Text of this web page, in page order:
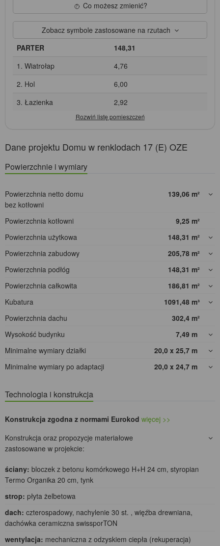
Co możesz zmienić?
Zobacz symbole zastosowane na rzutach
PARTER
148,31
1. Wiatrołap
4,76
2. Hol
6,00
3. Łazienka
2,92
Dane projektu Domu w renklodach 17 (E) OZE
Powierzchnie i wymiary
Powierzchnia netto domu
bez kotłowni
139,06 m²
Powierzchnia kotłowni 9,25 m²
Powierzchnia użytkowa
148,31 m²
Powierzchnia zabudowy
205,78 m²
Powierzchnia podłóg
148,31 m²
Powierzchnia całkowita
186,81 m²
Kubatura
1091,48 m³
Powierzchnia dachu
302,4 m²
Wysokość budynku
7,49 m
Minimalne wymiary działki
20,0 x 25,7 m
Minimalne wymiary po adaptacji
20,0 x 24,7 m
Technologia i konstrukcja
Konstrukcja zgodna z normami Eurokod więcej >>
Konstrukcja oraz propozycje materiałowe
zastosowane w projekcie:
ściany: bloczek z betonu komórkowego H+H 24 cm, styropian
Termo Organika 20 cm, tynk
strop: płyta żelbetowa
dach: czterospadowy, nachylenie 30 st. , więźba drewniana,
dachówka ceramiczna swissporTON
wentylacja: mechaniczna z odzyskiem ciepła (rekuperacja)